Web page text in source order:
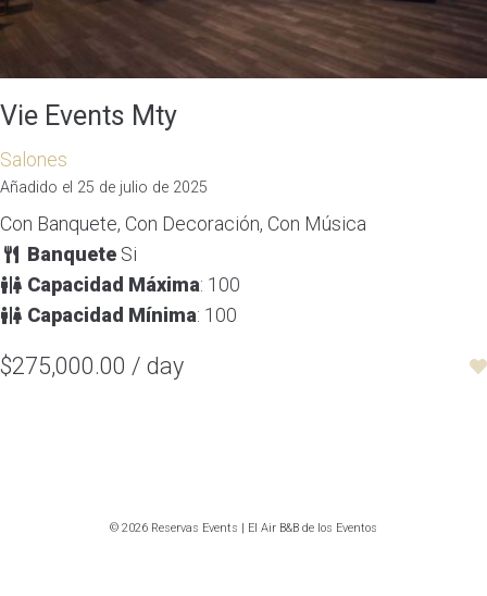
Vie Events Mty
Salones
Añadido el 25 de julio de 2025
Con Banquete, Con Decoración, Con Música
BanqueteSi
Capacidad Máxima: 100
Capacidad Mínima: 100
$275,000.00 / day
© 2026 Reservas Events | El Air B&B de los Eventos